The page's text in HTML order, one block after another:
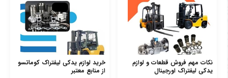
نکات مهم فروش قطعات و لوازم
یدکی لیفتراک اورجینال
خرید لوازم یدکی لیفتراک کوماتسو
از منابع معتبر